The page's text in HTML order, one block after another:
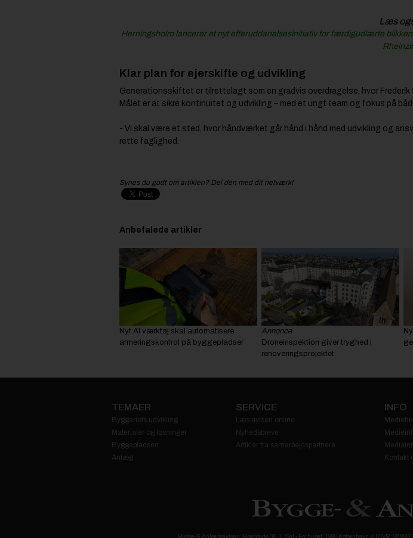
Læs
Herningsholm lancerer et nyt efteruddanelsesinitiativ for færdigudlærte
Klar plan for ejerskifte og udvikling
Generationsskiftet er tilrettelagt som en gradvis overdragelse, hvor
Målet er at sikre kontinuitet og udvikling – med et ungt team og fokus på
- Vi skal være et sted, hvor håndværket går hånd i hånd med udvikling og
rette faglighed.
Synes du godt om artiklen? Del den med dit netværk!
Anbefalede artikler
Nyt AI værktøj skal automatisere
armeringskontrol på byggepladser
Annonce
Droneinspektion giver tryghed i
renoveringsprojektet
TEMAER
Byggeriets udvikling
Materialer og løsninger
Byggepladsen
Anlæg
SERVICE
Læs avisen online
Nyhedsbreve
Artikler fra samarbejdspartnere
INFO
Kontakt
Bygge- & Anlægsavisen, Bredgade 36. 1. Sal - Forhuset, 1260 København K | CVR: